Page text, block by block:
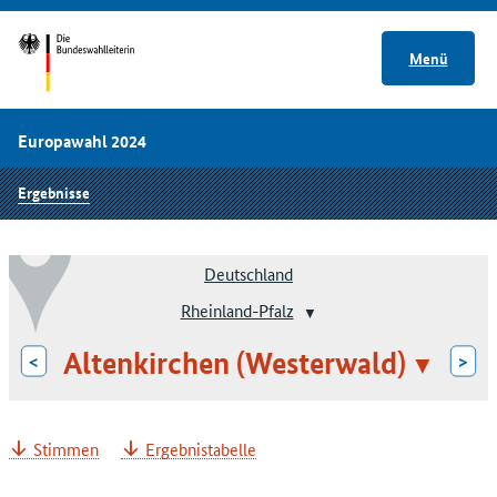
Menü
Europawahl 2024
Ergebnisse
Deutschland
Rheinland-Pfalz
< Altenkirchen (Westerwald) >
Stimmen Ergebnistabelle